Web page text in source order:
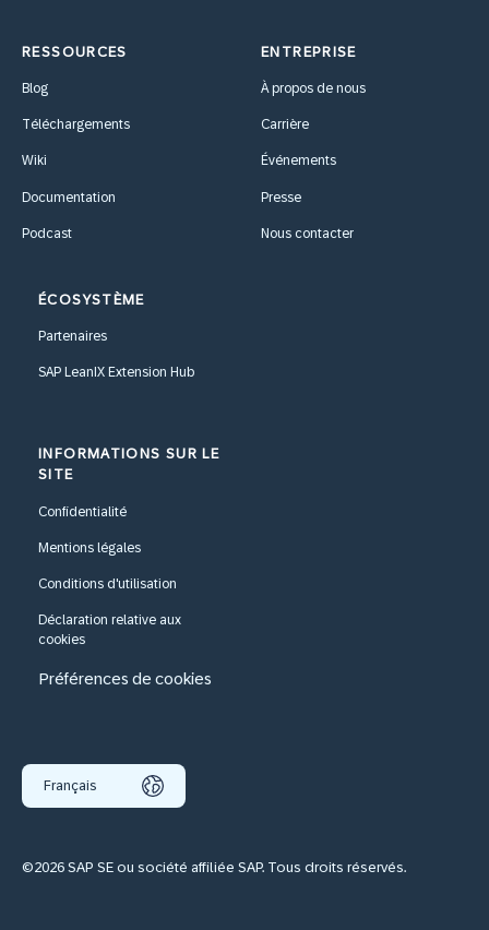
RESSOURCES
Blog
Téléchargements
Wiki
Documentation
Podcast
ENTREPRISE
À propos de nous
Carrière
Événements
Presse
Nous contacter
ÉCOSYSTÈME
Partenaires
SAP LeanIX Extension Hub
INFORMATIONS SUR LE
SITE
Confidentialité
Mentions légales
Conditions d'utilisation
Déclaration relative aux
cookies
Préférences de cookies
Français
©2026 SAP SE ou société affiliée SAP. Tous droits réservés.